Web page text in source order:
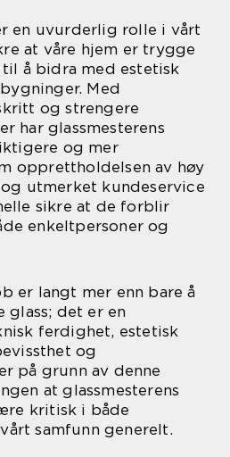
en uvurderlig rolle i vårt
at våre hjem er trygge
å bidra med estetisk
Med
og strengere
har glassmesterens
og mer
opprettholdelsen av høy
utmerket kundeservice
sikre at de forblir
enkeltpersoner og
er langt mer enn bare å
det er en
ferdighet, estetisk
og
på grunn av denne
at glassmesterens
kritisk i både
samfunn generelt.